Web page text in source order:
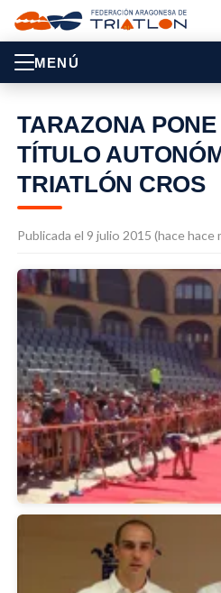
MENÚ
TARAZONA
TÍTULO
TRIATLÓN CROS
Publicada el 9 julio 2015 (hace hace